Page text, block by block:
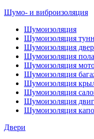
Шумо- и виброизоляция
Шумоизоляция
Шумоизоляция
Шумоизоляция
Шумоизоляция пола
Шумоизоляция
Шумоизоляция
Шумоизоляция
Шумоизоляция
Шумоизоляция
Шумоизоляция
Двери